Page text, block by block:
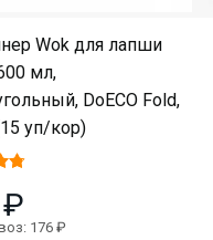
Wok для лапши
мл,
DoECO Fold,
уп/кор)
176 ₽